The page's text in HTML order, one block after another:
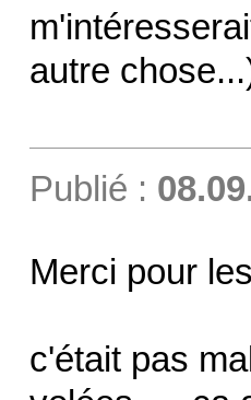
autre
Publié :
Merci pour
c'était pas